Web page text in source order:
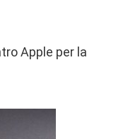
Apple per la